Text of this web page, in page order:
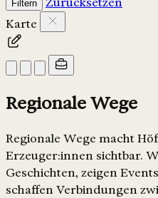
Filtern
Karte
Regionale Wege
Regionale Wege macht
Erzeuger:innen sichtbar.
Geschichten, zeigen
schaffen Verbindungen